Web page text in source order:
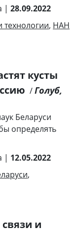
| 28.09.2022
технологии, НАН
кусты
/Голуб,
Беларуси
определять
| 12.05.2022
,
и